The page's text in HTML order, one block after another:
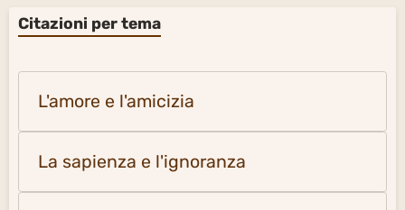
Citazioni per tema
L'amore e l'amicizia
La sapienza e l'ignoranza